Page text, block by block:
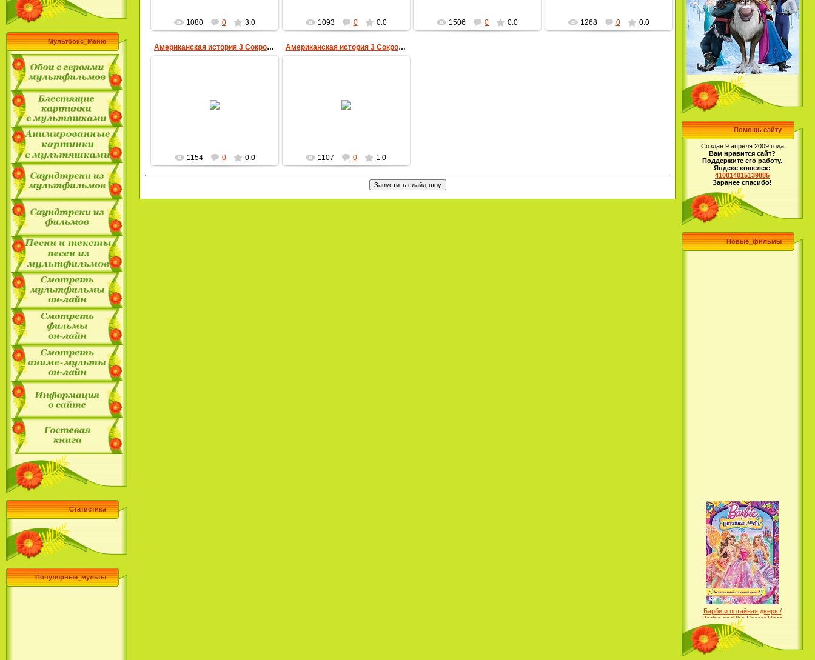
Мультбокс_Меню
Статистика
Популярные_мульты
1080 0 3.0 1093 0 0.0 1506 0 0.0 1268 0 0.0
Американская история 3 Сокровища острова Манхэттен
1154 0 0.0
Американская история 3 Сокровища острова Манхэттен
1107 0 1.0
Помощь сайту
Создан 9 апреля 2009 года
Вам нравится сайт?
Поддержите его работу.
Яндекс кошелек:
410014015139885
Заранее спасибо!
Новые_фильмы
Барби и потайная дверь /
Barbie and the Secret Door
(2014)